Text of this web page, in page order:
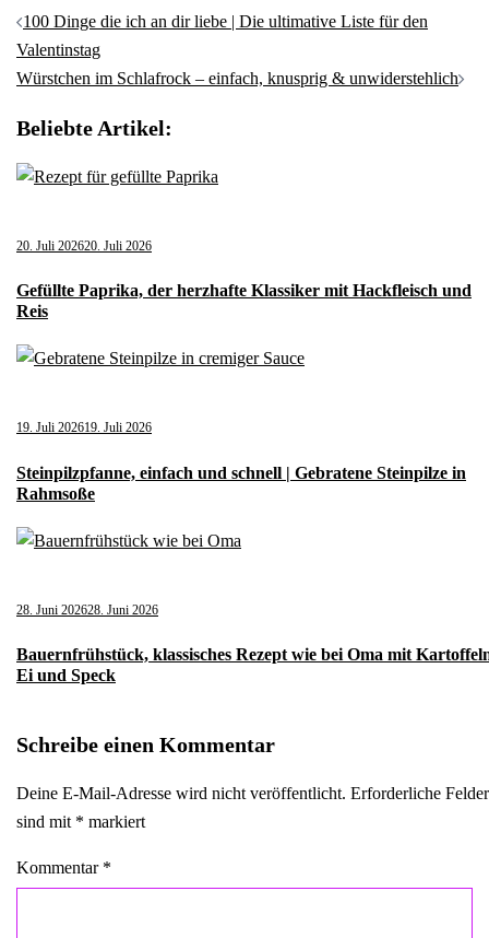
Beitragsnavigation
100 Dinge die ich an dir liebe | Die ultimative Liste für den
Valentinstag
Würstchen im Schlafrock – einfach, knusprig & unwiderstehlich
Beliebte Artikel:
20. Juli 202620. Juli 2026
Gefüllte Paprika, der herzhafte Klassiker mit Hackfleisch und
Reis
19. Juli 202619. Juli 2026
Steinpilzpfanne, einfach und schnell | Gebratene Steinpilze in
Rahmsoße
28. Juni 202628. Juni 2026
Bauernfrühstück, klassisches Rezept wie bei Oma mit
Ei und Speck
Schreibe einen Kommentar
Deine E-Mail-Adresse wird nicht veröffentlicht. Erforderliche Felder
sind mit * markiert
Kommentar *